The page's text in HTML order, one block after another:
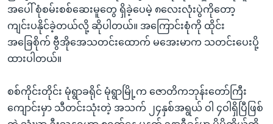
ပင်မ
အ
ညွန်း
စာမျက်နှာ
ကျော်
ကြည့်
ရုပ်ရှင်ထဲက အင်္ဂလိပ်စာ
သုတပဒေသာ အင်္ဂလိပ်စာ
တီဗွီ
ရေဒီယို/တီဗွီအစီအစဉ်
Learning English
အပေါ် စုံစမ်းစစ်ဆေးမူတွေ ရှိခဲ့ပေမဲ့ ၈လေးလုံးပွဲကိုတော့
ကျင်းပနိုင်ခဲ့တယ်လို့ ဆိုပါတယ်။ အကြောင်းစုံကို ထိုင်း
အခြေစိုက် ဗွီအိုအေသတင်းထောက် မအေးမာက သတင်းပေးပို့
ထားပါတယ်။
စစ်ကိုင်းတိုင်း မုံရွာခရိုင် မုံရွာမြို့က ဇောတိကဘုန်းတော်ကြီး
ကျောင်းမှာ သီတင်းသုံးတဲ့ အသက် ၂၄နှစ်အရွယ် ဝါ ၄ဝါရှိပြီဖြစ်